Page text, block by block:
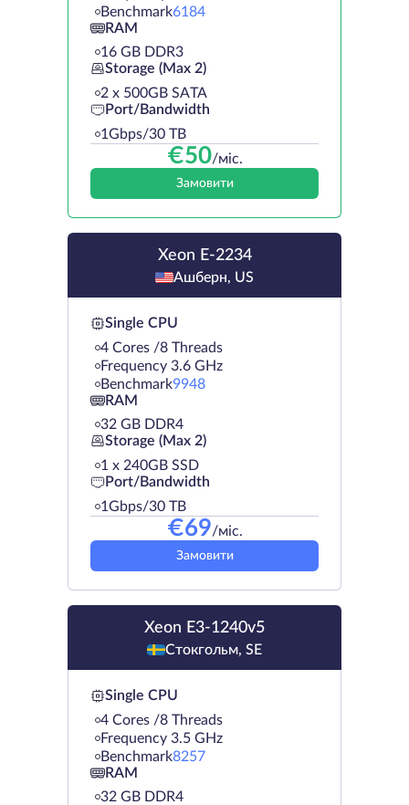
Benchmark6184
RAM
16 GB DDR3
Storage (Max 2)
2 х 500GB SATA
Port/Bandwidth
1Gbps/30 TB
€50/міс.
Замовити
Xeon E-2234
Ашберн, US
Single CPU
4 Cores /8 Threads
Frequency 3.6 GHz
Benchmark9948
RAM
32 GB DDR4
Storage (Max 2)
1 х 240GB SSD
Port/Bandwidth
1Gbps/30 TB
€69/міс.
Замовити
Xeon E3-1240v5
Стокгольм, SE
Single CPU
4 Cores /8 Threads
Frequency 3.5 GHz
Benchmark8257
RAM
32 GB DDR4